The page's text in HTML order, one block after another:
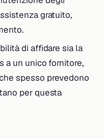
gratuito,
di affidare sia la
a un unico fornitore,
spesso prevedono
per questa